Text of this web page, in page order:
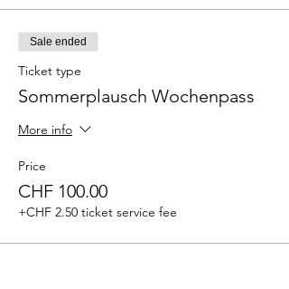
Sale ended
Ticket type
Sommerplausch Wochenpass
More info
Price
CHF 100.00
+CHF 2.50 ticket service fee